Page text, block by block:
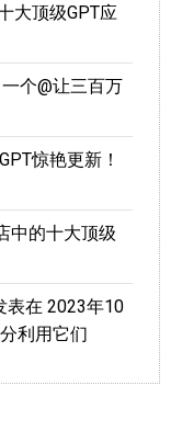
大顶级GPT应
个@让三百万
惊艳更新！
中的十大顶级
表在 2023年10
利用它们